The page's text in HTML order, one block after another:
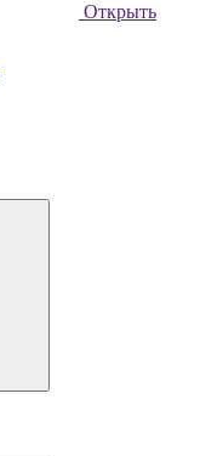
Открыть